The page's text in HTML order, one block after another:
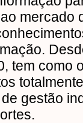
mercado
tem como
totalmente
gestão